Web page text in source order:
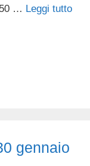
… Leggi tutto
gennaio